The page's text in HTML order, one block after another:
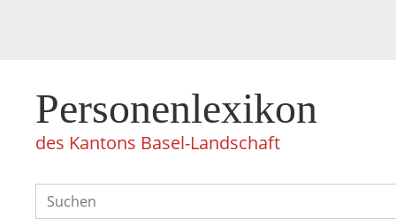
Personenlexikon
des Kantons Basel-Landschaft